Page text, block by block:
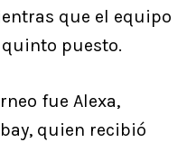
que el equipo
puesto.
fue Alexa,
quien recibió